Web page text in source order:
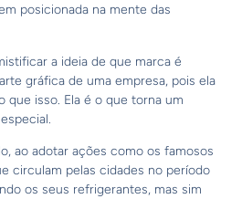
posicionada na mente das
a ideia de que marca é
gráfica de uma empresa, pois ela
que isso. Ela é o que torna um
ao adotar ações como os famosos
circulam pelas cidades no período
os seus refrigerantes, mas sim